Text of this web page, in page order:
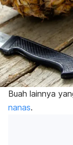
Buah lainnya
nanas.